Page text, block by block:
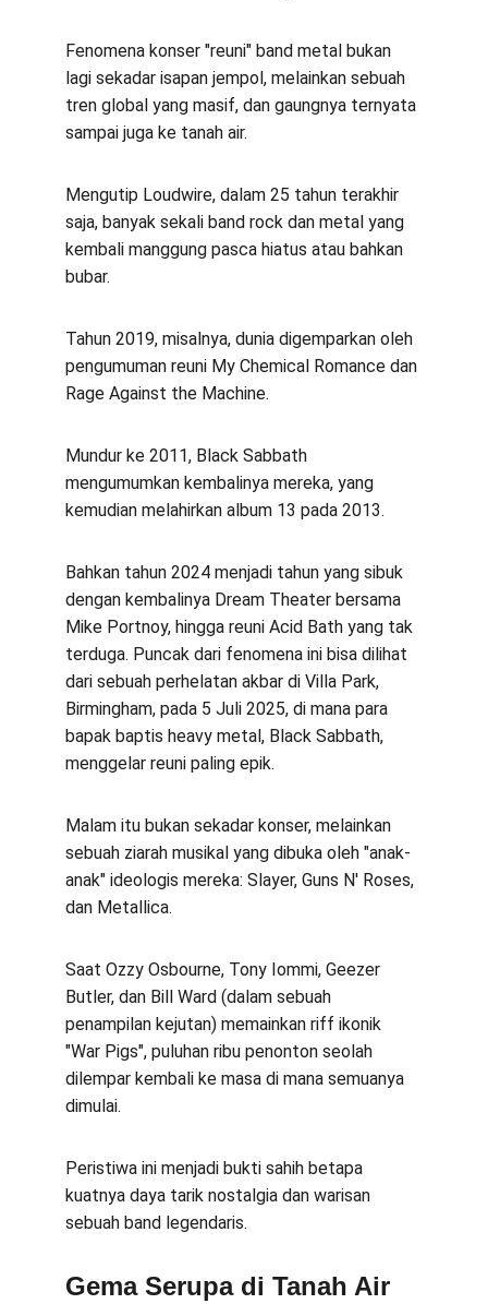
Fenomena konser "reuni" band metal bukan
lagi sekadar isapan jempol, melainkan sebuah
tren global yang masif, dan gaungnya ternyata
sampai juga ke tanah air.
Mengutip Loudwire, dalam 25 tahun terakhir
saja, banyak sekali band rock dan metal yang
kembali manggung pasca hiatus atau bahkan
bubar.
Tahun 2019, misalnya, dunia digemparkan oleh
pengumuman reuni My Chemical Romance dan
Rage Against the Machine.
Mundur ke 2011, Black Sabbath
mengumumkan kembalinya mereka, yang
kemudian melahirkan album 13 pada 2013.
Bahkan tahun 2024 menjadi tahun yang sibuk
dengan kembalinya Dream Theater bersama
Mike Portnoy, hingga reuni Acid Bath yang tak
terduga. Puncak dari fenomena ini bisa dilihat
dari sebuah perhelatan akbar di Villa Park,
Birmingham, pada 5 Juli 2025, di mana para
bapak baptis heavy metal, Black Sabbath,
menggelar reuni paling epik.
Malam itu bukan sekadar konser, melainkan
sebuah ziarah musikal yang dibuka oleh "anak-
anak" ideologis mereka: Slayer, Guns N' Roses,
dan Metallica.
Saat Ozzy Osbourne, Tony Iommi, Geezer
Butler, dan Bill Ward (dalam sebuah
penampilan kejutan) memainkan riff ikonik
"War Pigs", puluhan ribu penonton seolah
dilempar kembali ke masa di mana semuanya
dimulai.
Peristiwa ini menjadi bukti sahih betapa
kuatnya daya tarik nostalgia dan warisan
sebuah band legendaris.
Gema Serupa di Tanah Air